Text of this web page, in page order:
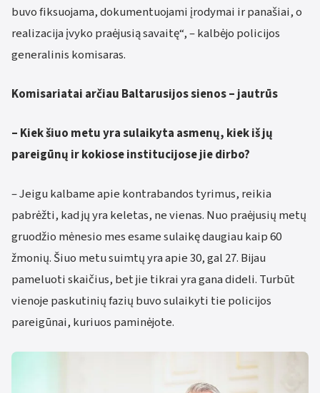
buvo fiksuojama, dokumentuojami įrodymai ir panašiai, o
realizacija įvyko praėjusią savaitę“, – kalbėjo policijos
generalinis komisaras.
Komisariatai arčiau Baltarusijos sienos – jautrūs
– Kiek šiuo metu yra sulaikyta asmenų, kiek iš jų
pareigūnų ir kokiose institucijose jie dirbo?
– Jeigu kalbame apie kontrabandos tyrimus, reikia
pabrėžti, kad jų yra keletas, ne vienas. Nuo praėjusių metų
gruodžio mėnesio mes esame sulaikę daugiau kaip 60
žmonių. Šiuo metu suimtų yra apie 30, gal 27. Bijau
pameluoti skaičius, bet jie tikrai yra gana dideli. Turbūt
vienoje paskutinių fazių buvo sulaikyti tie policijos
pareigūnai, kuriuos paminėjote.